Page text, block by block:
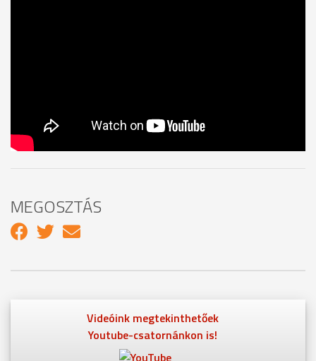
MEGOSZTÁS
Videóink megtekinthetőek
Youtube-csatornánkon is!